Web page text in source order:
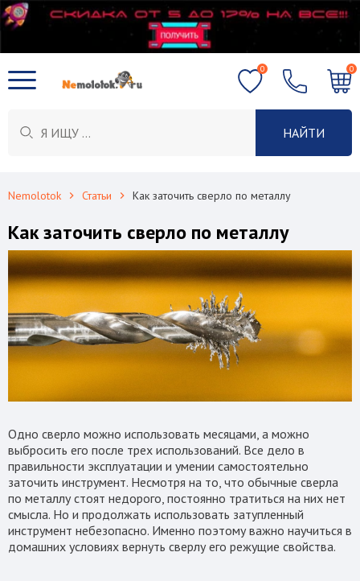
НАЙТИ
0 0
Nemolotok Статьи Как заточить сверло по металлу
Как заточить сверло по металлу
Одно сверло можно использовать месяцами, а можно
выбросить его после трех использований. Все дело в
правильности эксплуатации и умении самостоятельно
заточить инструмент. Несмотря на то, что обычные сверла
по металлу стоят недорого, постоянно тратиться на них нет
смысла. Но и продолжать использовать затупленный
инструмент небезопасно. Именно поэтому важно научиться в
домашних условиях вернуть сверлу его режущие свойства.